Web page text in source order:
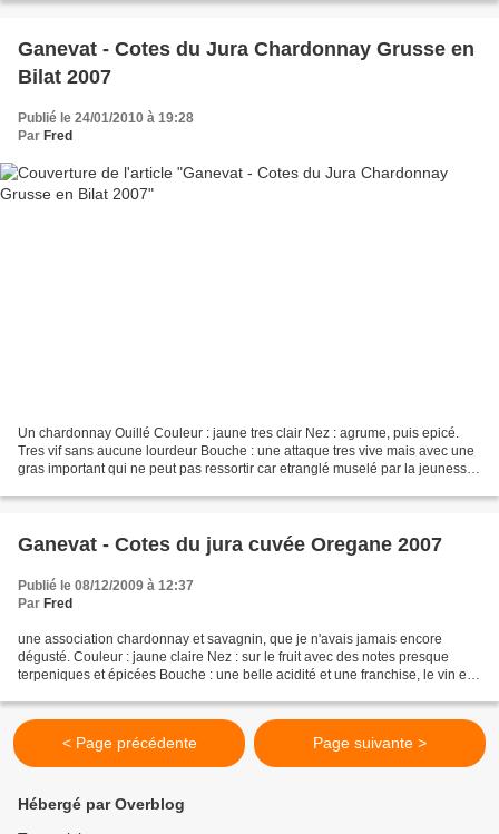
Ganevat - Cotes du Jura Chardonnay Grusse en
Bilat 2007
Publié le 24/01/2010 à 19:28
Par Fred
Un chardonnay Ouillé Couleur : jaune tres clair Nez : agrume, puis epicé.
Tres vif sans aucune lourdeur Bouche : une attaque tres vive mais avec une
gras important qui ne peut pas ressortir car etranglé muselé par la jeunesse
Ganevat - Cotes du jura cuvée Oregane 2007
Publié le 08/12/2009 à 12:37
Par Fred
une association chardonnay et savagnin, que je n'avais jamais encore
dégusté. Couleur : jaune claire Nez : sur le fruit avec des notes presque
terpeniques et épicées Bouche : une belle acidité et une franchise, le vin est
< Page précédente Page suivante >
Hébergé par Overblog